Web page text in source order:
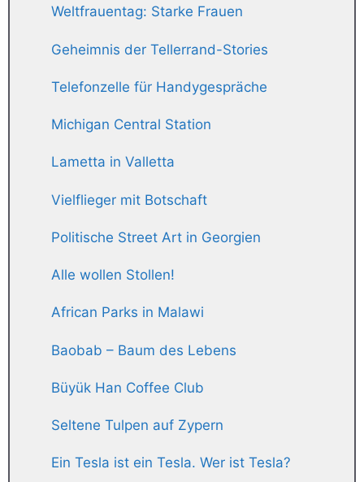
Weltfrauentag: Starke Frauen
Geheimnis der Tellerrand-Stories
Telefonzelle für Handygespräche
Michigan Central Station
Lametta in Valletta
Vielflieger mit Botschaft
Politische Street Art in Georgien
Alle wollen Stollen!
African Parks in Malawi
Baobab – Baum des Lebens
Büyük Han Coffee Club
Seltene Tulpen auf Zypern
Ein Tesla ist ein Tesla. Wer ist Tesla?